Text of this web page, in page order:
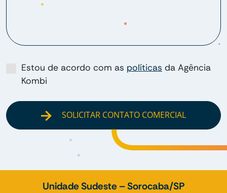
Estou de acordo com as políticas da Agência
Kombi
SOLICITAR CONTATO COMERCIAL
Unidade Sudeste – Sorocaba/SP